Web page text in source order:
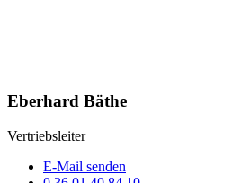
Eberhard Bäthe
Vertriebsleiter
E-Mail senden